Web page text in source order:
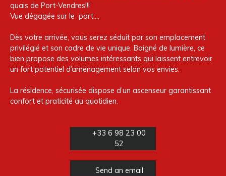
quais de Port-Vendres!!!
Vue dégagée sur le port....
Dès votre arrivée, vous serez séduit par son emplacement
privilégié et son cadre de vie unique. Baigné de lumière, ce
bien propose des volumes intéressants qui laissent entrevoir
un fort potentiel d’aménagement selon vos envies.
La résidence, sécurisée dispose d’un ascenseur garantissant
confort et praticité au quotidien.
+33 6 98 23 00
52
Send an email